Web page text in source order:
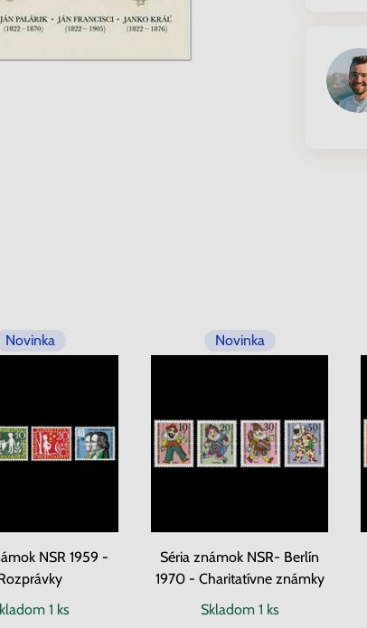
Novinka
NSR 1959 -
1 ks
Novinka
Séria známok NSR- Berlín
1970 - Charitatívne známky
Skladom 1 ks